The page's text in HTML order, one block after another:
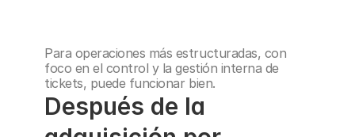
Para operaciones más estructuradas, con
foco en el control y la gestión interna de
tickets, puede funcionar bien.
Después de la